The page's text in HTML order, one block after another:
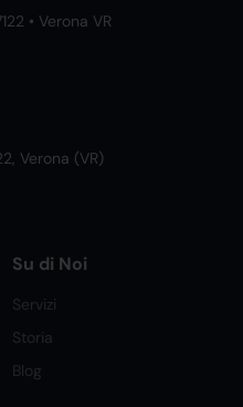
• Verona VR
Verona (VR)
Su di Noi
Servizi
Storia
Blog